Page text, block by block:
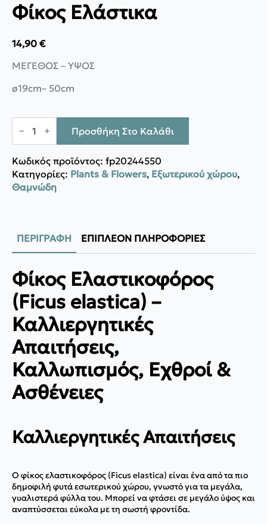
Φίκος Ελάστικα
14,90 €
ΜΕΓΕΘΟΣ – ΥΨΟΣ
ø19cm– 50cm
Φίκος
Ελάστικα
ποσότητα
Προσθήκη Στο Καλάθι
Κωδικός προϊόντος: fp20244550
Κατηγορίες: Plants & Flowers, Εξωτερικού χώρου,
Θαμνώδη
ΠΕΡΙΓΡΑΦΉ ΕΠΙΠΛΈΟΝ ΠΛΗΡΟΦΟΡΊΕΣ
Φίκος Ελαστικοφόρος
(Ficus elastica) –
Καλλιεργητικές
Απαιτήσεις,
Καλλωπισμός, Εχθροί &
Ασθένειες
Καλλιεργητικές Απαιτήσεις
Ο φίκος ελαστικοφόρος (Ficus elastica) είναι ένα από τα πιο
δημοφιλή φυτά εσωτερικού χώρου, γνωστό για τα μεγάλα,
γυαλιστερά φύλλα του. Μπορεί να φτάσει σε μεγάλο ύψος και
αναπτύσσεται εύκολα με τη σωστή φροντίδα.